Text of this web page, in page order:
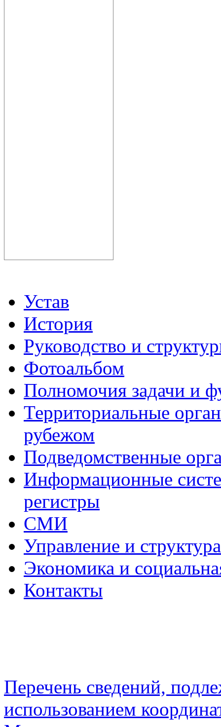
Устав
История
Руководство и
Фотоальбом
Полномочия задачи и
Территориальные
рубежом
Подведомственные
Информационные
регистры
СМИ
Управление и
Экономика и
Контакты
Перечень сведений,
использованием